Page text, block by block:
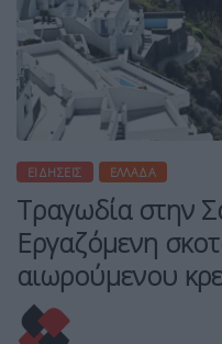
ΕΙΔΉΣΕΙΣ ΕΛΛΆΔΑ
Τραγωδία στην
Εργαζόμενη
αιωρούμενου